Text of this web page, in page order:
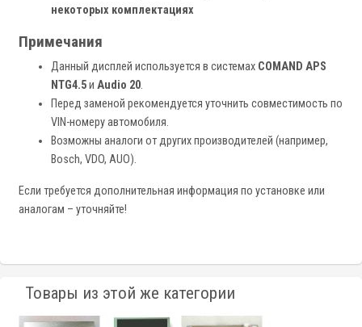
некоторых комплектациях
Примечания
Данный дисплей используется в системах COMAND APS
NTG4.5и Audio 20.
Перед заменой рекомендуется уточнить совместимость по
VIN-номеру автомобиля.
Возможны аналоги от других производителей (например,
Bosch, VDO, AUO).
Если требуется дополнительная информация по установке или
аналогам – уточняйте!
Товары из этой же категории